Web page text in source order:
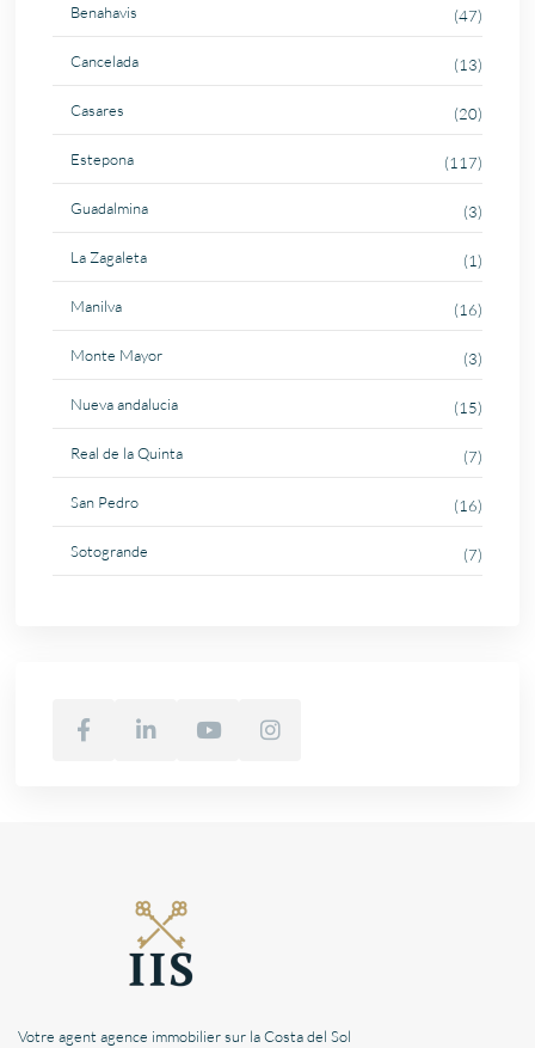
Benahavis (47)
Cancelada (13)
Casares (20)
Estepona (117)
Guadalmina (3)
La Zagaleta (1)
Manilva (16)
Monte Mayor (3)
Nueva andalucia (15)
Real de la Quinta (7)
San Pedro (16)
Sotogrande (7)
Votre agent agence immobilier sur la Costa del Sol